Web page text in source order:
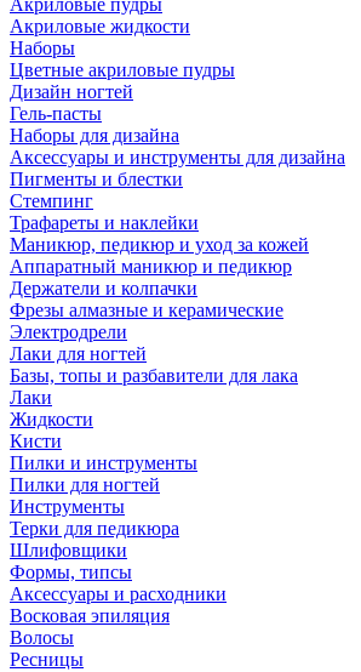
Акриловые пудры
Акриловые жидкости
Наборы
Цветные акриловые пудры
Дизайн ногтей
Гель-пасты
Наборы для дизайна
Аксессуары и инструменты для дизайна
Пигменты и блестки
Стемпинг
Трафареты и наклейки
Маникюр, педикюр и уход за кожей
Аппаратный маникюр и педикюр
Держатели и колпачки
Фрезы алмазные и керамические
Электродрели
Лаки для ногтей
Базы, топы и разбавители для лака
Лаки
Жидкости
Кисти
Пилки и инструменты
Пилки для ногтей
Инструменты
Терки для педикюра
Шлифовщики
Формы, типсы
Аксессуары и расходники
Восковая эпиляция
Волосы
Ресницы